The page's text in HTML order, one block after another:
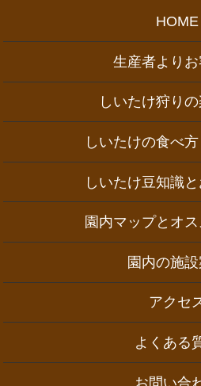
HOME
生産者より
しいたけ狩り
しいたけの食べ
しいたけ豆知識
園内マップとオ
園内の施
アクセ
よくある
お問い合